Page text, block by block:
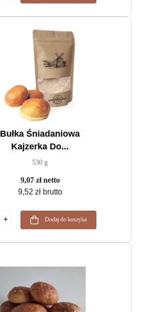
Bułka Śniadaniowa
Kajzerka Do...
530 g
9,07 zł netto
9,52 zł brutto
Dodaj do koszyka